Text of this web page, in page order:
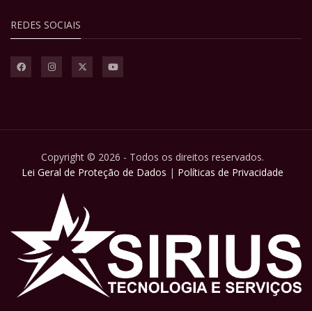
REDES SOCIAIS
Copyright © 2026 - Todos os direitos reservados.
Lei Geral de Proteção de Dados | Políticas de Privacidade